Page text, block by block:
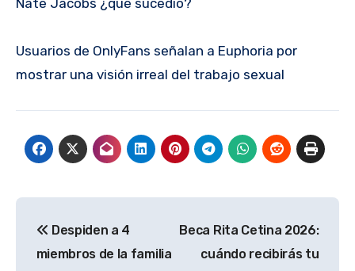
Nate Jacobs ¿qué sucedió?
Usuarios de OnlyFans señalan a Euphoria por
mostrar una visión irreal del trabajo sexual
de
Despiden a 4
miembros de la familia
Beca Rita Cetina 2026:
cuándo recibirás tu